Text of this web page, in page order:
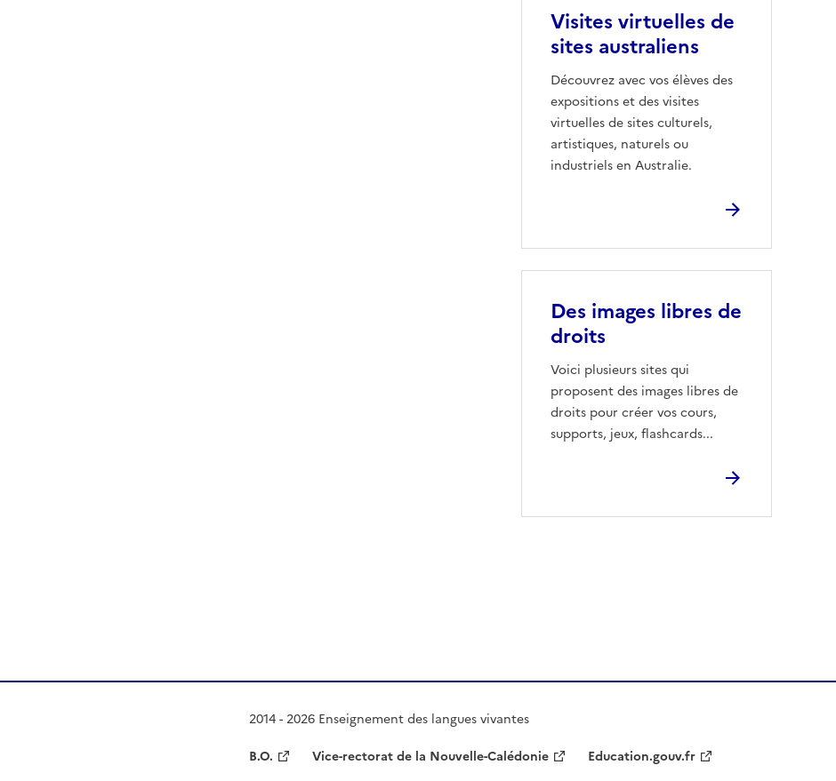
Visites virtuelles de
sites australiens
Découvrez avec vos élèves des
expositions et des visites
virtuelles de sites culturels,
artistiques, naturels ou
industriels en Australie.
Des images libres de
droits
Voici plusieurs sites qui
proposent des images libres de
droits pour créer vos cours,
supports, jeux, flashcards...
2014 - 2026 Enseignement des langues vivantes
B.O.
Vice-rectorat de la Nouvelle-Calédonie Education.gouv.fr